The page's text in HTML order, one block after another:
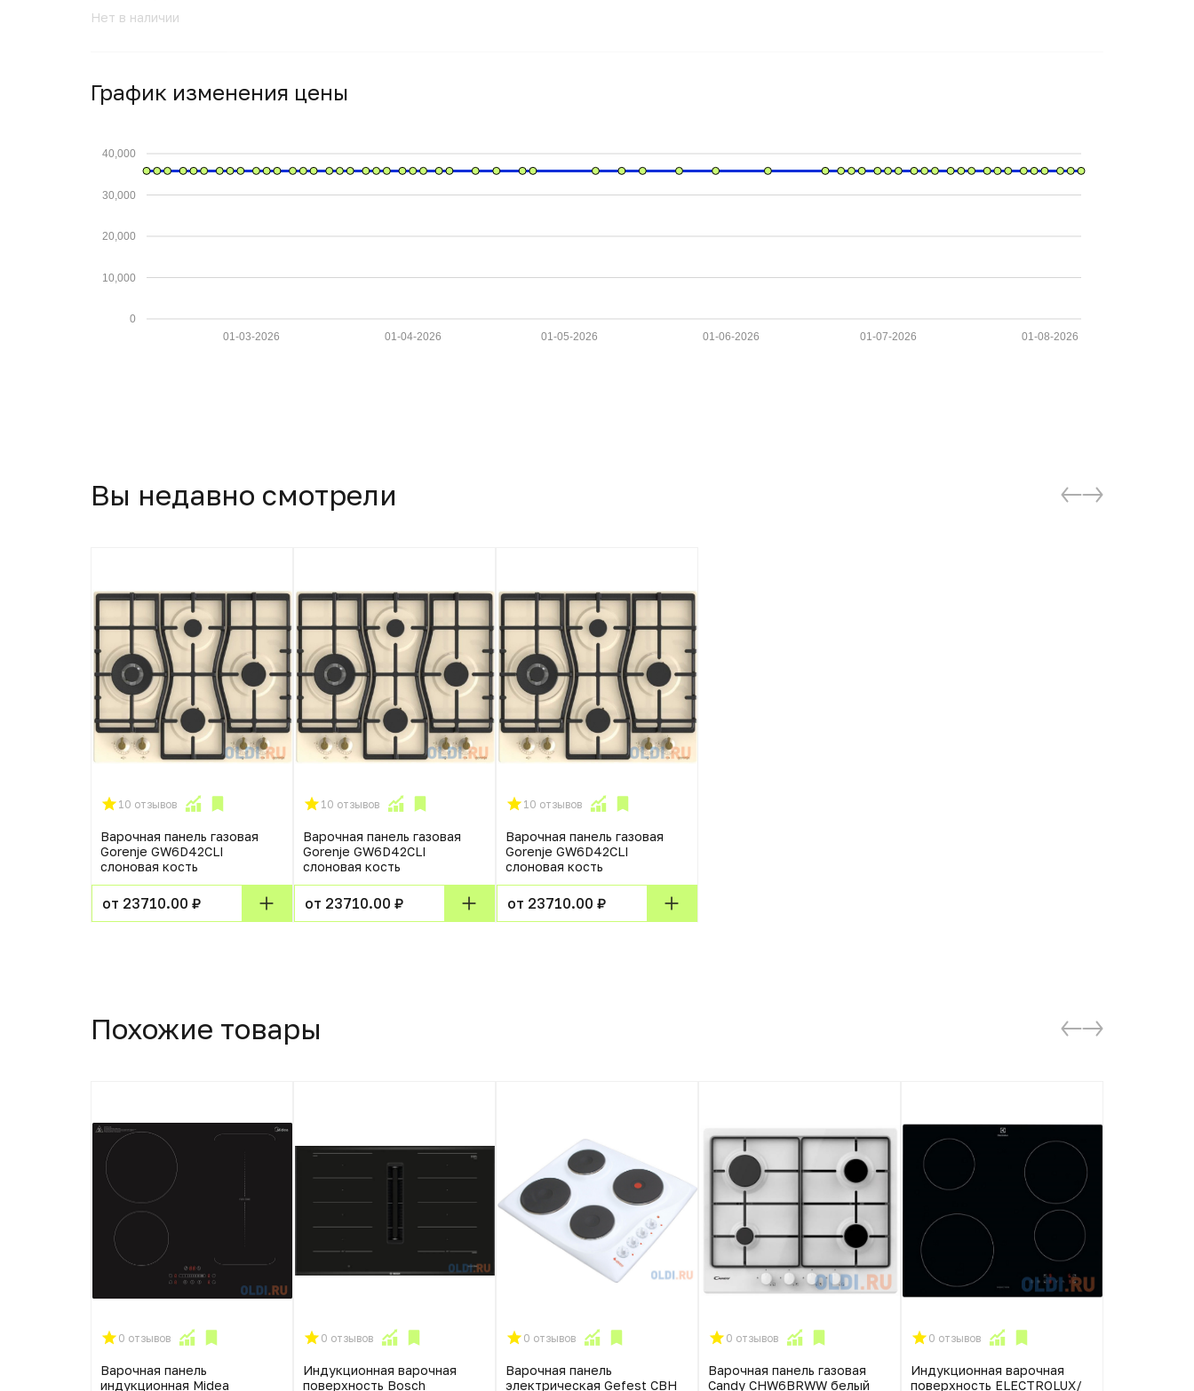
Нет в наличии
График изменения цены
0
10,000
20,000
30,000
40,000
01-08-2026
01-07-2026
01-06-2026
01-05-2026
01-04-2026
01-03-2026
Вы недавно смотрели
10 отзывов
Варочная панель газовая
Gorenje GW6D42CLI
слоновая кость
от 23710.00 ₽
10 отзывов
Варочная панель газовая
Gorenje GW6D42CLI
слоновая кость
от 23710.00 ₽
10 отзывов
Варочная панель газовая
Gorenje GW6D42CLI
слоновая кость
от 23710.00 ₽
Похожие товары
0 отзывов
Варочная панель
индукционная Midea
0 отзывов
Индукционная варочная
поверхность Bosch
0 отзывов
Варочная панель
электрическая Gefest СВН
0 отзывов
Варочная панель газовая
Candy CHW6BRWW белый
0 отзывов
Индукционная варочная
поверхность ELECTROLUX/